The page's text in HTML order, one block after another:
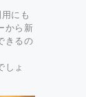
にも
から新
きるの
しょ